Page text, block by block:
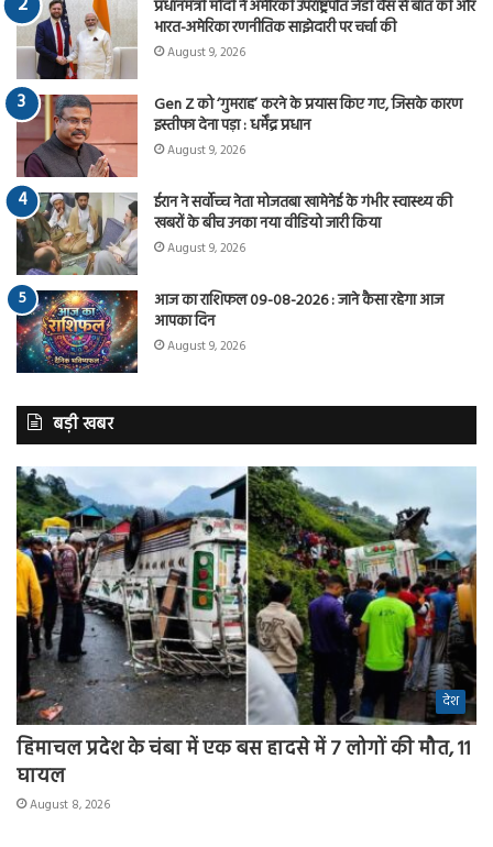
प्रधानमंत्री मोदी ने अमेरिकी उपराष्ट्रपति जेडी वैंस से बात की और
भारत-अमेरिका रणनीतिक साझेदारी पर चर्चा की
August 9, 2026
Gen Z को ‘गुमराह’ करने के प्रयास किए गए, जिसके कारण
इस्तीफा देना पड़ा : धर्मेंद्र प्रधान
August 9, 2026
ईरान ने सर्वोच्च नेता मोजतबा खामेनेई के गंभीर स्वास्थ्य की
खबरों के बीच उनका नया वीडियो जारी किया
August 9, 2026
आज का राशिफल 09-08-2026 : जाने कैसा रहेगा आज
आपका दिन
August 9, 2026
बड़ी खबर
देश
हिमाचल प्रदेश के चंबा में एक बस हादसे में 7 लोगों की मौत, 11
घायल
August 8, 2026